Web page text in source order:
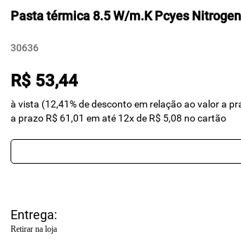
Pasta térmica 8.5 W/m.K Pcyes
30636
R$ 53,44
à vista (12,41% de desconto em relação ao valor a
a prazo R$ 61,01 em até 12x de R$ 5,08 no cartão
Entrega:
Retirar na loja